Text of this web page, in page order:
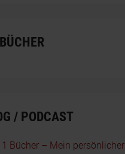
/ PODCAST
Bücher – Mein persönlicher